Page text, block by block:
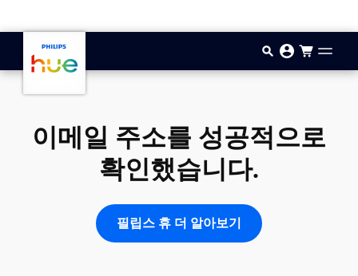
이메일 주소를 성공적으로
확인했습니다.
필립스 휴 더 알아보기